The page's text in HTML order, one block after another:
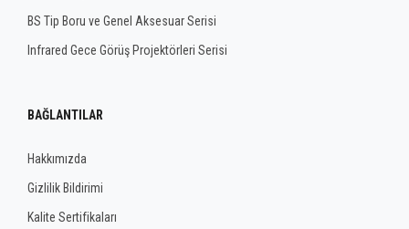
BS Tip Boru ve Genel Aksesuar Serisi
Infrared Gece Görüş Projektörleri Serisi
BAĞLANTILAR
Hakkımızda
Gizlilik Bildirimi
Kalite Sertifikaları